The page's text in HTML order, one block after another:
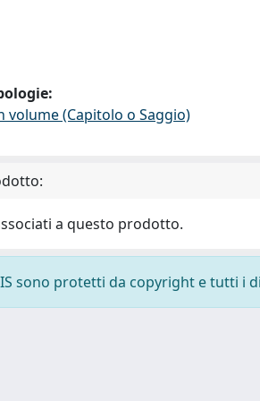
volume (Capitolo o Saggio)
a questo prodotto.
sono protetti da copyright e tutti i